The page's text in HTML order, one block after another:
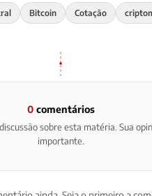
Bitcoin Cotação
0comentários
sobre esta matéria. Sua
importante.